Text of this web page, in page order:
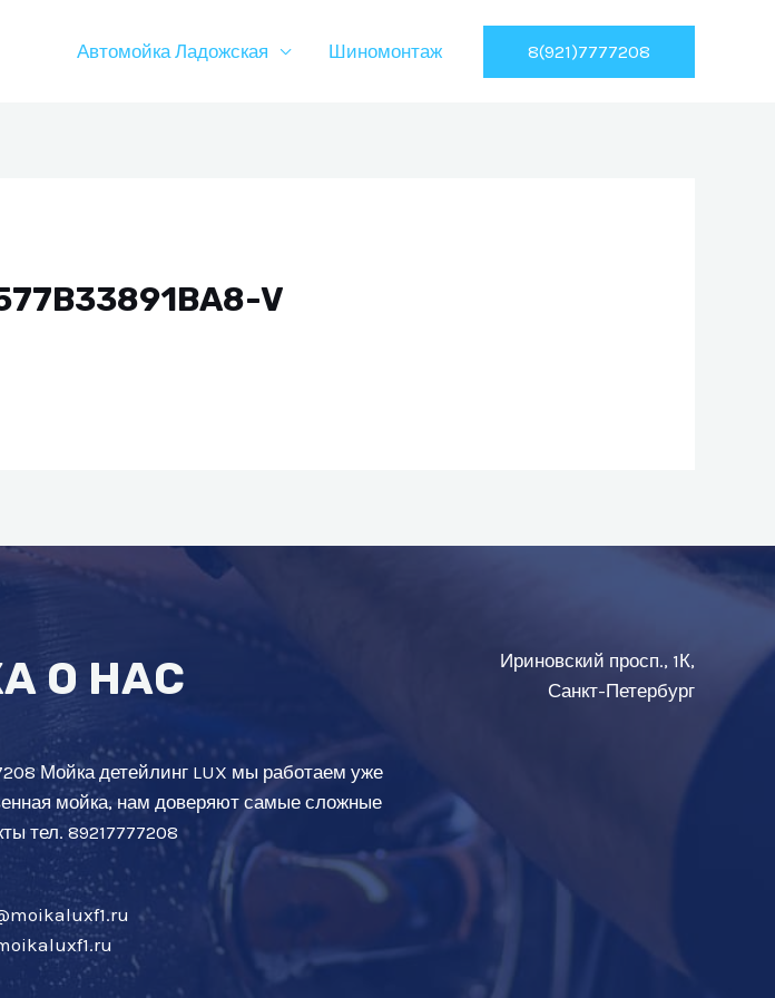
Автомойка Ладожская Шиномонтаж 8(921)7777208
V
О НАС
Мойка детейлинг LUX мы работаем уже
мойка, нам доверяют самые сложные
тел. 89217777208
Ириновский просп., 1К,
Санкт-Петербург